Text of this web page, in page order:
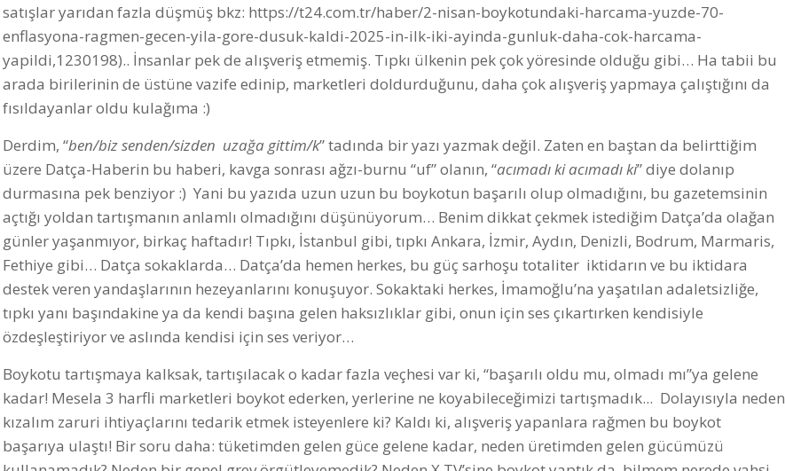
satışlar yarıdan fazla düşmüş bkz: https://t24.com.tr/haber/2-nisan-boykotundaki-harcama-yuzde-70-
enflasyona-ragmen-gecen-yila-gore-dusuk-kaldi-2025-in-ilk-iki-ayinda-gunluk-daha-cok-harcama-
yapildi,1230198).. İnsanlar pek de alışveriş etmemiş. Tıpkı ülkenin pek çok yöresinde olduğu gibi… Ha tabii bu
arada birilerinin de üstüne vazife edinip, marketleri doldurduğunu, daha çok alışveriş yapmaya çalıştığını da
fısıldayanlar oldu kulağıma :)
Derdim, “ben/biz senden/sizden uzağa gittim/k” tadında bir yazı yazmak değil. Zaten en baştan da belirttiğim
üzere Datça-Haberin bu haberi, kavga sonrası ağzı-burnu “uf” olanın, “acımadı ki acımadı ki” diye dolanıp
durmasına pek benziyor :) Yani bu yazıda uzun uzun bu boykotun başarılı olup olmadığını, bu gazetemsinin
açtığı yoldan tartışmanın anlamlı olmadığını düşünüyorum… Benim dikkat çekmek istediğim Datça’da olağan
günler yaşanmıyor, birkaç haftadır! Tıpkı, İstanbul gibi, tıpkı Ankara, İzmir, Aydın, Denizli, Bodrum, Marmaris,
Fethiye gibi… Datça sokaklarda… Datça’da hemen herkes, bu güç sarhoşu totaliter iktidarın ve bu iktidara
destek veren yandaşlarının hezeyanlarını konuşuyor. Sokaktaki herkes, İmamoğlu’na yaşatılan adaletsizliğe,
tıpkı yanı başındakine ya da kendi başına gelen haksızlıklar gibi, onun için ses çıkartırken kendisiyle
özdeşleştiriyor ve aslında kendisi için ses veriyor…
Boykotu tartışmaya kalksak, tartışılacak o kadar fazla veçhesi var ki, “başarılı oldu mu, olmadı mı”ya gelene
kadar! Mesela 3 harfli marketleri boykot ederken, yerlerine ne koyabileceğimizi tartışmadık... Dolayısıyla neden
kızalım zaruri ihtiyaçlarını tedarik etmek isteyenlere ki? Kaldı ki, alışveriş yapanlara rağmen bu boykot
başarıya ulaştı! Bir soru daha: tüketimden gelen güce gelene kadar, neden üretimden gelen gücümüzü